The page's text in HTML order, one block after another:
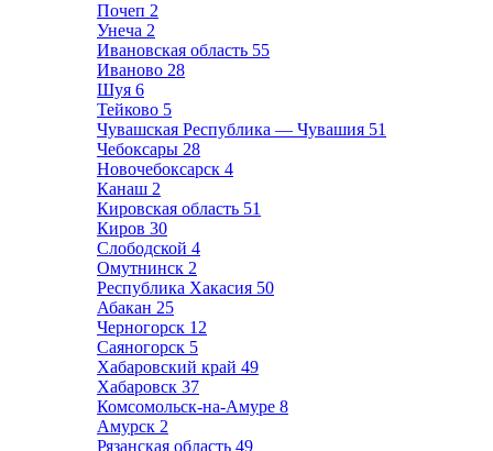
Почеп 2
Унеча 2
Ивановская область 55
Иваново 28
Шуя 6
Тейково 5
Чувашская Республика — Чувашия 51
Чебоксары 28
Новочебоксарск 4
Канаш 2
Кировская область 51
Киров 30
Слободской 4
Омутнинск 2
Республика Хакасия 50
Абакан 25
Черногорск 12
Саяногорск 5
Хабаровский край 49
Хабаровск 37
Комсомольск-на-Амуре 8
Амурск 2
Рязанская область 49